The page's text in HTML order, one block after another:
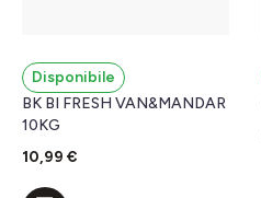
Disponibile
BK BI FRESH VAN&MANDAR
10KG
10,99 €